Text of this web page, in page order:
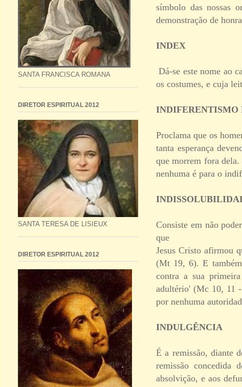
símbolo das nossas
demonstração de
INDEX
Dá-se este nome ao
os costumes, e cuja
INDIFERENTISMO
Proclama que os
tanta esperança
que morrem fora
nenhuma é para o
Consiste em não
que
Jesus Cristo afirmou
(Mt 19, 6). E
contra a sua
adultério' (Mc 10, 11
por nenhuma
INDULGÊNCIA
É a remissão, diante
remissão concedida
absolvição, e aos
SANTA FRANCISCA ROMANA
DIRETOR ESPIRITUAL 2012
SANTA TERESA DE LISIEUX
DIRETOR ESPIRITUAL 2012